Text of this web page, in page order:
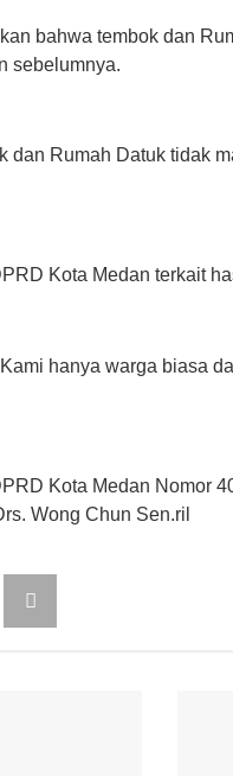
bahwa tembok dan
sebelumnya.
dan Rumah Datuk tidak
Kota Medan terkait
hanya warga biasa
Kota Medan Nomor
Wong Chun Sen.ril